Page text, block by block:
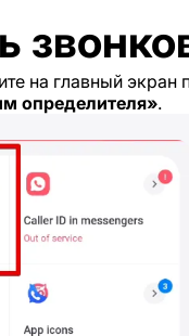
на главный экран
определителя».